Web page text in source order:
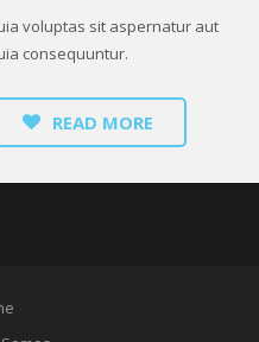
voluptas sit aspernatur aut
consequuntur.
READ MORE